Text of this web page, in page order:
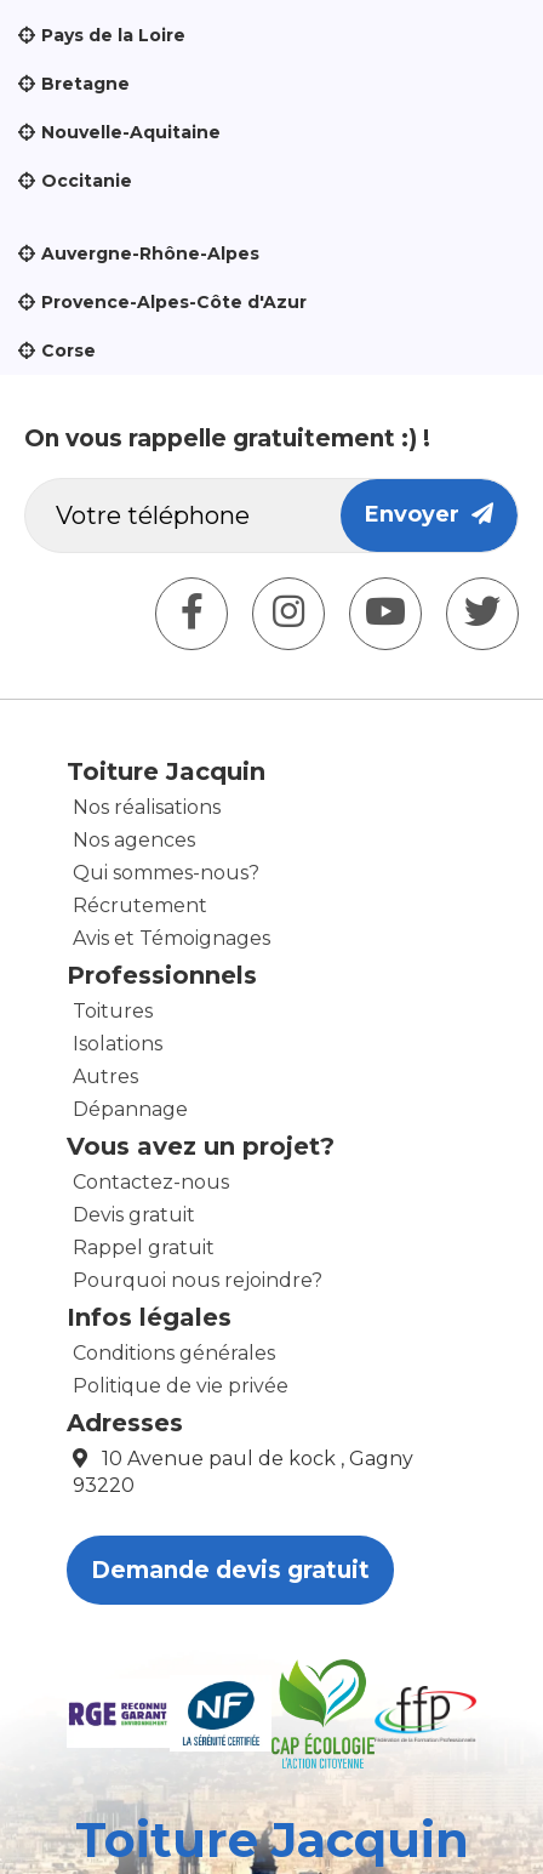
Pays de la Loire
Bretagne
Nouvelle-Aquitaine
Occitanie
Auvergne-Rhône-Alpes
Provence-Alpes-Côte d'Azur
Corse
On vous rappelle gratuitement :) !
Envoyer
Toiture Jacquin
Nos réalisations
Nos agences
Qui sommes-nous?
Récrutement
Avis et Témoignages
Professionnels
Toitures
Isolations
Autres
Dépannage
Vous avez un projet?
Contactez-nous
Devis gratuit
Rappel gratuit
Pourquoi nous rejoindre?
Infos légales
Conditions générales
Politique de vie privée
Adresses
10 Avenue paul de kock , Gagny
93220
Demande devis gratuit
Toiture Jacquin